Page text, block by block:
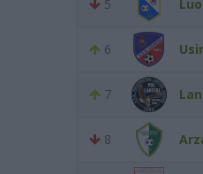
5
6
7
8